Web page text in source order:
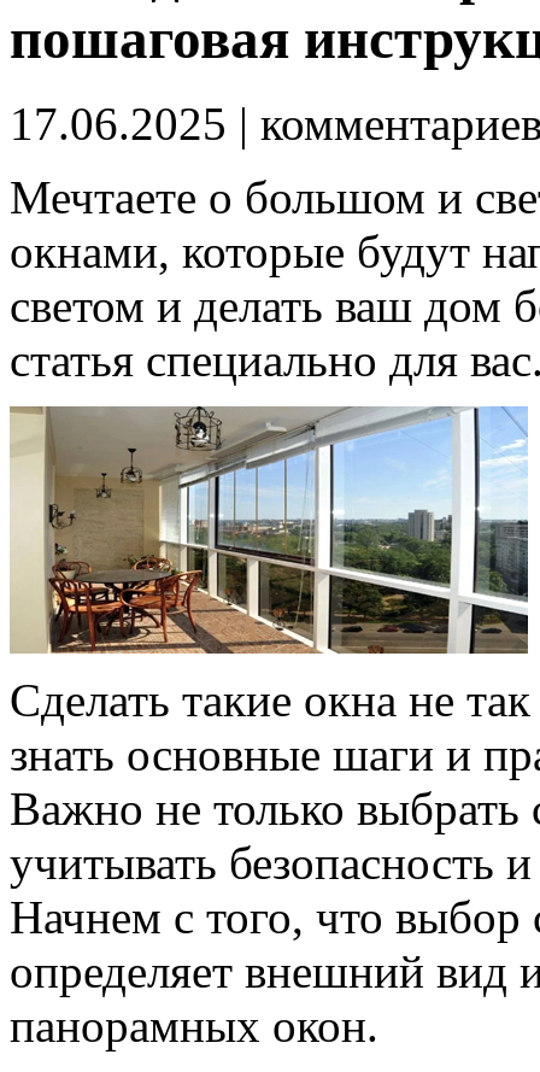
пошаговая
17.06.2025 |
Мечтаете о большом и
окнами, которые будут
светом и делать ваш дом
статья специально для
Сделать такие окна не
знать основные шаги и
Важно не только выбрать
учитывать безопасность
Начнем с того, что выбор
определяет внешний вид
панорамных окон.